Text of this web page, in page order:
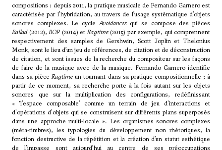
compositions : depuis 2011, la pratique musicale de Fernando Garnero est
caractérisée par l’hybridation, au travers de l’usage systématique d’objets
sonores complexes. Le cycleAvoidancesqui se compose des pièces
Ballad(2012), BOP (2014) et Ragtime(2015) par exemple, qui comprennent
respectivement des samples de Gershwin, Scott Joplin et Thelonius
Monk, sont le lieu d’un jeu de références, de citation et de déconstruction
de citation, et sont issues de la recherche du compositeur sur les façons
de faire de la musique avec de la musique. Fernando Garnero identifie
dans sa pièceRagtime un tournant dans sa pratique compositionnelle ; à
partir de ce moment, sa recherche porte à la fois autant sur les objets
sonores que sur la multiplication des configurations, redéfinissant
« ‘l’espace composable’ comme un terrain de jeu d'interactions et
d'opérations d'objets qui se construisent sur différents plans superposés
dans une approche multi-locale ». Les organismes sonores complexes
(méta-timbres), les typologies du développement non rhétoriques, la
fonction destructive de la répétition et la création d’un statut esthétique
de l’impasse sont aujourd’hui au centre de ses préoccupations